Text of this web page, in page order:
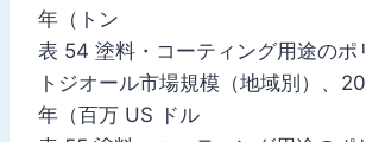
年（トン
表 54 塗料・コーティング用途のポ
トジオール市場規模（地域別）、
年（百万 US ドル